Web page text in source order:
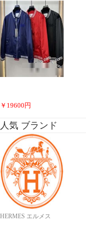
￥ 19600 円
人気 ブランド
HERMES エルメス